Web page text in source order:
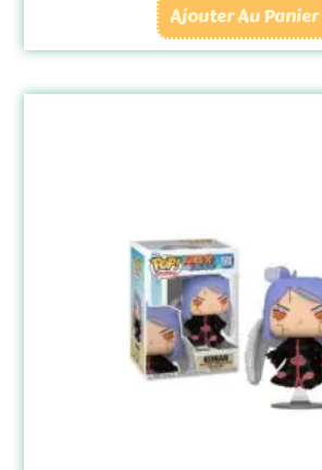
Ajouter Au Panier